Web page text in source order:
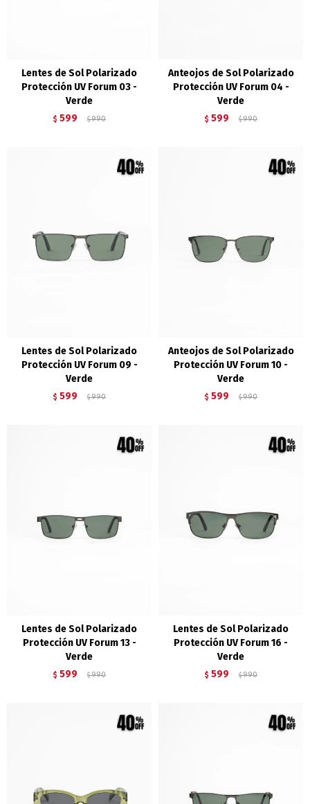
Lentes de Sol Polarizado
Protección UV Forum 03 -
Verde
$ 599 $ 990
Anteojos de Sol Polarizado
Protección UV Forum 04 -
Verde
$ 599 $ 990
Lentes de Sol Polarizado
Protección UV Forum 09 -
Verde
$ 599 $ 990
Anteojos de Sol Polarizado
Protección UV Forum 10 -
Verde
$ 599 $ 990
Lentes de Sol Polarizado
Protección UV Forum 13 -
Verde
$ 599 $ 990
Lentes de Sol Polarizado
Protección UV Forum 16 -
Verde
$ 599 $ 990